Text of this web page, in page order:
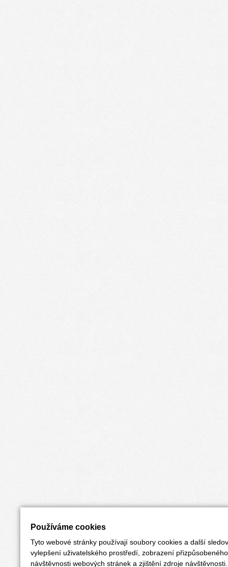
Používáme cookies
Tyto webové stránky používají soubory cookies a další
vylepšení uživatelského prostředí, zobrazení
návštěvnosti webových stránek a zjištění zdroje návštěvnosti.